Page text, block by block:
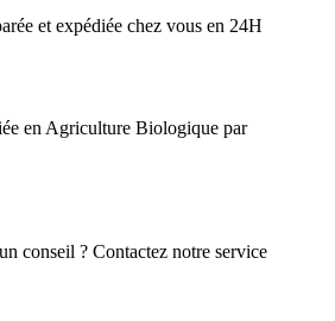
et expédiée chez vous en 24H
en Agriculture Biologique par
conseil ? Contactez notre service